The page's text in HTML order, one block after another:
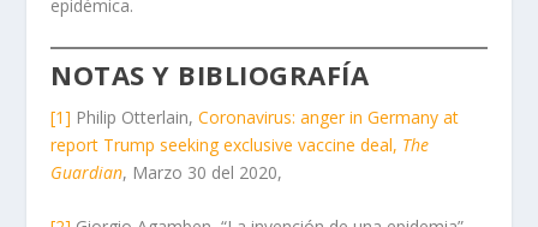
epidémica.
NOTAS Y BIBLIOGRAFÍA
[1] Philip Otterlain,Coronavirus: anger in Germany at
report Trump seeking exclusive vaccine deal, The
Guardian, Marzo 30 del 2020,